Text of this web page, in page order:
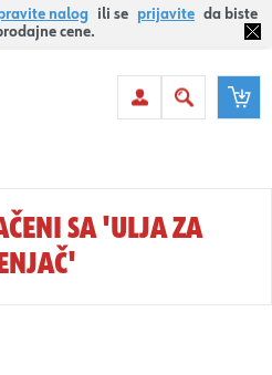
nalog ili se prijavite da biste
cene.
SA 'ULJA ZA